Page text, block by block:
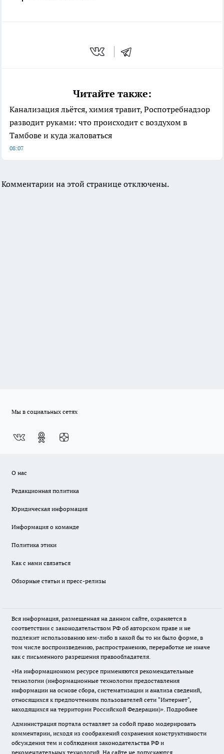
Читайте также:
Канализация льётся, химия травит, Роспотребнадзор
разводит руками: что происходит с воздухом в
Тамбове и куда жаловаться
08:07
Комментарии на этой странице отключены.
Мы в социальных сетях
О нас
Редакционная политика
Юридическая информация
Информация о команде
Политика этики
Как с нами связаться
Обзорные статьи и пресс-релизы
Вся информация, размещенная на данном сайте, охраняется в
соответствии с законодательством РФ об авторском праве и не
подлежит использованию кем-либо в какой бы то ни было форме, в
том числе воспроизведению, распространению, переработке не иначе
как с письменного разрешения правообладателя.
«На информационном ресурсе применяются рекомендательные
технологии (информационные технологии предоставления
информации на основе сбора, систематизации и анализа сведений,
относящихся к предпочтениям пользователей сети "Интернет",
находящихся на территории Российской Федерации)». Подробнее
Администрация портала оставляет за собой право модерировать
комментарии, исходя из соображений сохранения конструктивности
обсуждения тем и соблюдения законодательства РФ и
рекомендательных технологий. На сайте не допускаются